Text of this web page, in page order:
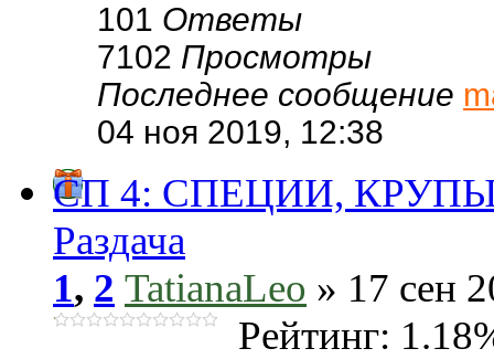
101 Ответы
7102 Просмотры
Последнее сообщение
04 ноя 2019, 12:38
СП 4: СПЕЦИИ, КРУПЫ,
Раздача
1, 2 TatianaLeo » 17 сен
Рейтинг: